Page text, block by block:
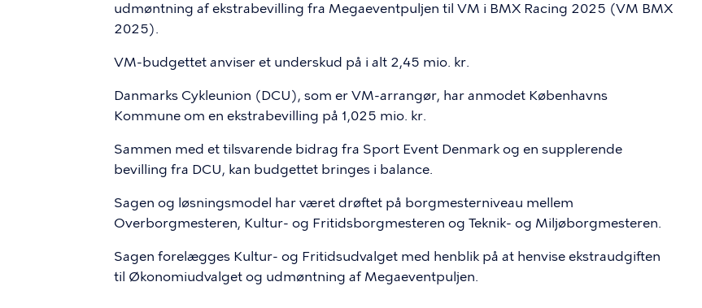
udmøntning af ekstrabevilling fra Megaeventpuljen til VM i BMX Racing 2025 (VM BMX
2025).
VM-budgettet anviser et underskud på i alt 2,45 mio. kr.
Danmarks Cykleunion (DCU), som er VM-arrangør, har anmodet Københavns
Kommune om en ekstrabevilling på 1,025 mio. kr.
Sammen med et tilsvarende bidrag fra Sport Event Denmark og en supplerende
bevilling fra DCU, kan budgettet bringes i balance.
Sagen og løsningsmodel har været drøftet på borgmesterniveau mellem
Overborgmesteren, Kultur- og Fritidsborgmesteren og Teknik- og Miljøborgmesteren.
Sagen forelægges Kultur- og Fritidsudvalget med henblik på at henvise ekstraudgiften
til Økonomiudvalget og udmøntning af Megaeventpuljen.